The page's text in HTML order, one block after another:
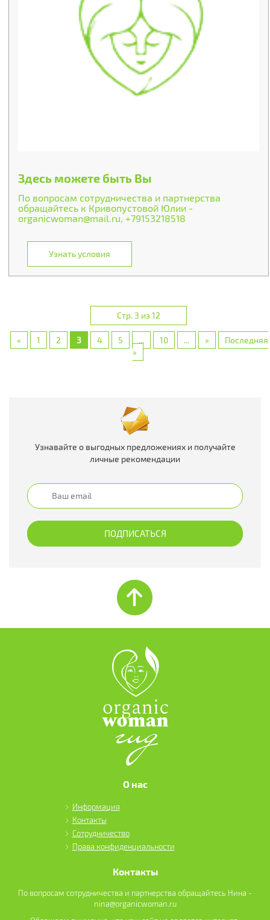
Здесь можете быть Вы
По вопросам сотрудничества и партнерства
обращайтесь к Кривопустовой Юлии -
organicwoman@mail.ru, +79153218518
Узнать условия
Стр. 3 из 12
« 1 2 3 4 5 ... 10 ... »
Последняя
»
Узнавайте о выгодных предложениях и получайте
личные рекомендации
О нас
Информация
Контакты
Сотрудничество
Права конфиденциальности
Контакты
По вопросам сотрудничества и партнерства обращайтесь Нина -
nina@organicwoman.ru